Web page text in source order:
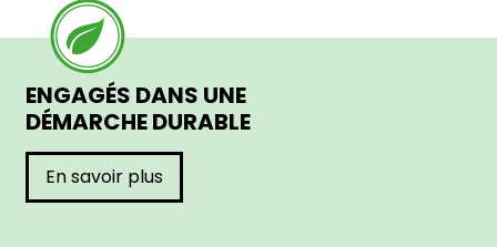
ENGAGÉS DANS UNE
DÉMARCHE DURABLE
En savoir plus